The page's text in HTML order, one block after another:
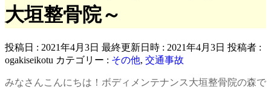
大垣整骨院～
投稿日 : 2021年4月3日 最終更新日時 : 2021年4月3日 投稿者 :
ogakiseikotu カテゴリー : その他, 交通事故
みなさんこんにちは！ボディメンテナンス大垣整骨院の森で